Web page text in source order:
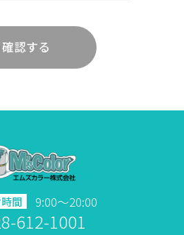
間 9:00～20:00
612-1001